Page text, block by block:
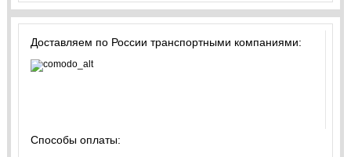
Доставляем по России транспортными компаниями:
Способы оплаты: